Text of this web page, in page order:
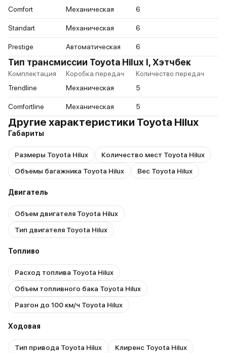
Comfort
Механическая 6
Standart Механическая 6
Prestige Автоматическая 6
Тип трансмиссии Toyota Hilux I, Хэтчбек
Комплектация Коробка передач
Количество передач
Trendline
Механическая 5
Comfortline Механическая 5
Другие характеристики Toyota Hilux
Габариты
Размеры Toyota Hilux
Количество мест Toyota Hilux
Объемы багажника Toyota Hilux
Вес Toyota Hilux
Двигатель
Объем двигателя Toyota Hilux
Тип двигателя Toyota Hilux
Топливо
Расход топлива Toyota Hilux
Объем топливного бака Toyota Hilux
Разгон до 100 км/ч Toyota Hilux
Ходовая
Тип привода Toyota Hilux Клиренс Toyota Hilux